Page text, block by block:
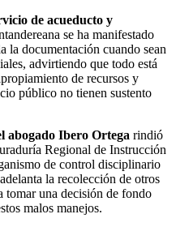
de acueducto y
se ha manifestado
la documentación cuando sean
advirtiendo que todo está
de recursos y
público no tienen sustento
abogado Ibero Ortega rindió
Regional de Instrucción
de control disciplinario
la recolección de otros
tomar una decisión de fondo
malos manejos.